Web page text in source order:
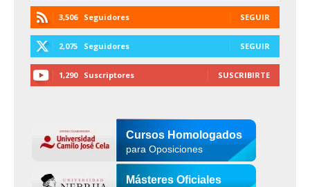
3,506 Seguidores SEGUIR
2,075 Seguidores SEGUIR
1,290 Suscriptores SUSCRIBIRTE
Cursos Homologados
para Oposiciones
Másteres Oficiales